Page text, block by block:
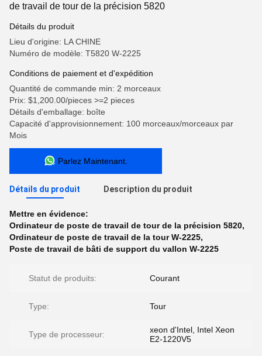
de travail de tour de la précision 5820
Détails du produit
Lieu d'origine: LA CHINE
Numéro de modèle: T5820 W-2225
Conditions de paiement et d'expédition
Quantité de commande min: 2 morceaux
Prix: $1,200.00/pieces >=2 pieces
Détails d'emballage: boîte
Capacité d'approvisionnement: 100 morceaux/morceaux par
Mois
Parlez Maintenant.
Détails du produit Description du produit
Mettre en évidence:
Ordinateur de poste de travail de tour de la précision 5820,
Ordinateur de poste de travail de la tour W-2225,
Poste de travail de bâti de support du vallon W-2225
Statut de produits: Courant
Type: Tour
Type de processeur:
xeon d'Intel, Intel Xeon
E2-1220V5